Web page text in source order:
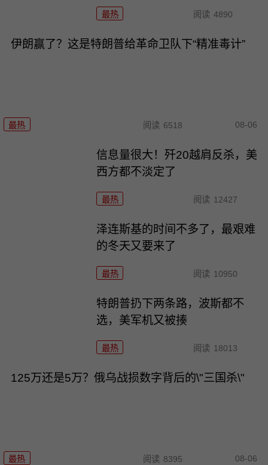
最热 阅读 4890
伊朗赢了？这是特朗普给革命卫队下“精准毒计”
最热 阅读 6518 08-06
信息量很大！歼20越肩反杀，美
西方都不淡定了
最热 阅读 12427
泽连斯基的时间不多了，最艰难
的冬天又要来了
最热 阅读 10950
特朗普扔下两条路，波斯都不
选，美军机又被揍
最热 阅读 18013
125万还是5万？俄乌战损数字背后的\"三国杀\"
最热 阅读 8395 08-06